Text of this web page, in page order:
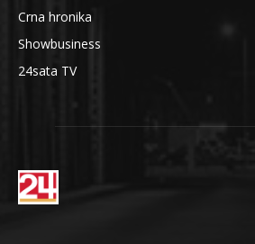
Crna hronika
Showbusiness
24sata TV